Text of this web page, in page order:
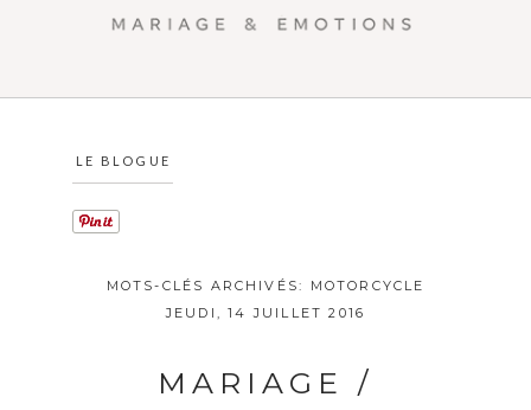
LE BLOGUE
MOTS-CLÉS ARCHIVÉS:
MOTORCYCLE
JEUDI, 14 JUILLET 2016
MARIAGE /